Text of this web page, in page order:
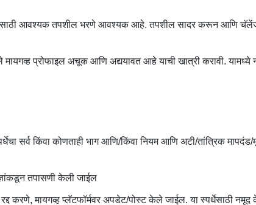
आवश्यक तपशील भरणे आवश्यक आहे. तपशील सादर करून आणि
मायगव्ह प्रोफाइल अचूक आणि अद्ययावत आहे याची खात्री करावी.
सर्व किंवा कोणताही भाग आणि/किंवा नियम आणि अटी/तांत्रिक मापदंड/
तपासणी केली जाईल
करणे, मायगव्ह प्लॅटफॉर्मवर अपडेट/पोस्ट केले जाईल. या स्पर्धेसाठी